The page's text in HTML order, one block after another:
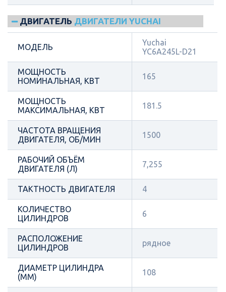
ДВИГАТЕЛЬ ДВИГАТЕЛИ YUCHAI
МОДЕЛЬ
Yuchai
YC6A245L-D21
МОЩНОСТЬ
НОМИНАЛЬНАЯ, КВТ
165
МОЩНОСТЬ
МАКСИМАЛЬНАЯ, КВТ
181.5
ЧАСТОТА ВРАЩЕНИЯ
ДВИГАТЕЛЯ, ОБ/МИН
1500
РАБОЧИЙ ОБЪЁМ
ДВИГАТЕЛЯ (Л)
7,255
ТАКТНОСТЬ ДВИГАТЕЛЯ 4
КОЛИЧЕСТВО
ЦИЛИНДРОВ
6
РАСПОЛОЖЕНИЕ
ЦИЛИНДРОВ
рядное
ДИАМЕТР ЦИЛИНДРА
(ММ)
108